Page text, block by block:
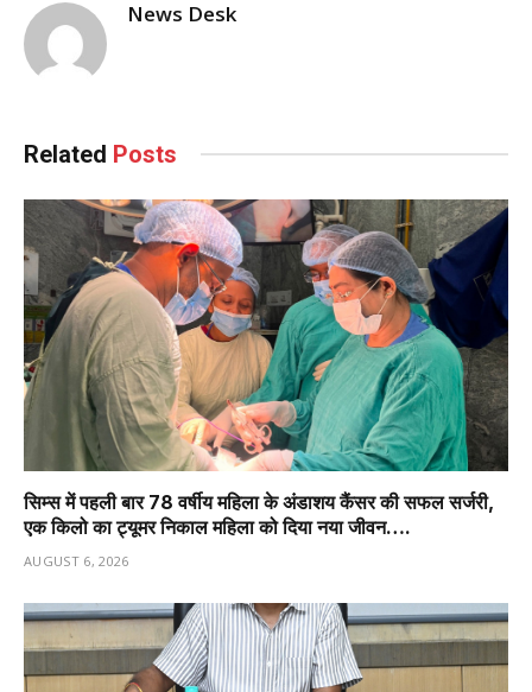
News Desk
Related Posts
सिम्स में पहली बार 78 वर्षीय महिला के अंडाशय कैंसर की सफल सर्जरी,
एक किलो का ट्यूमर निकाल महिला को दिया नया जीवन….
AUGUST 6, 2026